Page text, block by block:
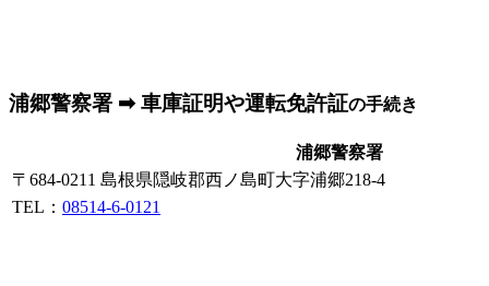
浦郷警察署 ➡ 車庫証明や運転免許証の手続き
浦郷警察署
〒684-0211 島根県隠岐郡西ノ島町大字浦郷218-4
TEL： 08514-6-0121